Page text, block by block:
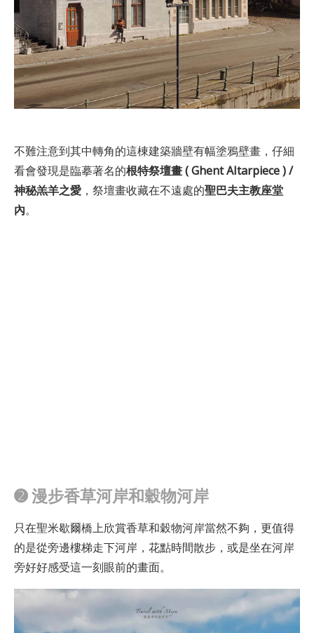
不難注意到其中轉角的這棟建築牆壁有幅塗鴉壁畫，仔細
看會發現是臨摹著名的根特祭壇畫 ( Ghent Altarpiece ) /
神秘羔羊之愛 ，祭壇畫收藏在不遠處的聖巴夫主教座堂
內。
➋ 漫步香草河岸和穀物河岸
只在聖米歇爾橋上欣賞香草和穀物河岸當然不夠，更值得
的是從旁邊樓梯走下河岸，花點時間散步，或是坐在河岸
旁好好感受這一刻眼前的畫面。